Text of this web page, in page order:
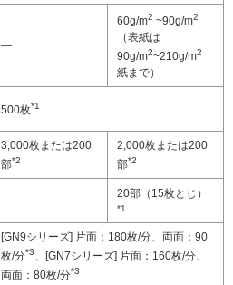
―
60g/m2 ~90g/m2
（表紙は
90g/m2~210g/m2
紙まで）
500枚*1
3,000枚または200
部*2
2,000枚または200
部*2
―
20部（15枚とじ）
*1
[GN9シリーズ] 片面：180枚/分、両面：90
枚/分*3
、[GN7シリーズ] 片面：160枚/分、
両面：80枚/分*3